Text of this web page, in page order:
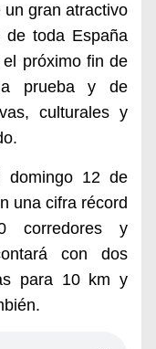
gran atractivo
de toda España
el próximo fin de
prueba y de
culturales y
12 de
una cifra récord
corredores y
con dos
para 10 km y